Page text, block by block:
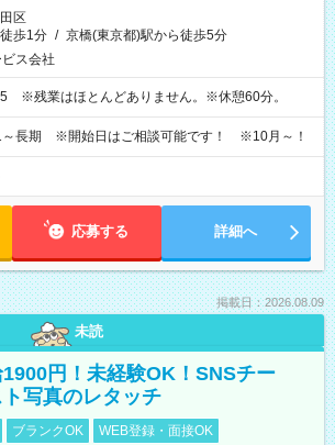
区
歩1分 / 京橋(東京都)駅から徒歩5分
ス会社
※残業はほとんどありません。※休憩60分。
～長期 ※開始日はご相談可能です！ ※10月～！
応募する 詳細へ
掲載日：2026.08.09
未読
円！未経験OK！SNSチー
写真のレタッチ
ブランクOK WEB登録・面接OK